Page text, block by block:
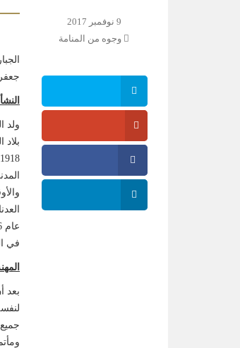
9 نوفمبر 2017
وجوه من المنامة
ولد
في